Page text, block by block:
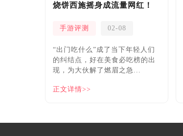
烧饼西施摇身成流量网红！
手游评测 02-08
“出门吃什么”成了当下年轻人们
的纠结点，好在美食必吃榜的出
现，为大伙解了燃眉之急...
正文详情>>